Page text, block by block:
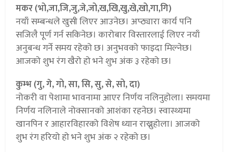
मकर (भो,जा,जि,जु,जे,जो,ख,खि,खु,खे,खो,गा,गि)
नयाँ सम्बन्धले खुसी लिएर आउनेछ। अप्ठ्यारा कार्य पनि
सजिलै पूर्ण गर्न सकिनेछ। कारोबार विस्तारलाई लिएर नयाँ
अनुबन्ध गर्ने समय रहेको छ। अनुभवको फाइदा मिल्नेछ।
आजको शुभ रंग खैरो हो भने शुभ अंक ३ रहेको छ।
कुम्भ (गु, गे, गो, सा, सि, सु, से, सो, दा)
नोकरी वा पेशामा भावनामा आएर निर्णय नलिनुहोला। समयमा
निर्णय नलिनाले नोक्सानको आशंका रहनेछ। स्वास्थ्यमा
खानपिन र आहारविहारको विशेष ध्यान राख्नुहोला। आजको
शुभ रंग हरियो हो भने शुभ अंक २ रहेको छ।